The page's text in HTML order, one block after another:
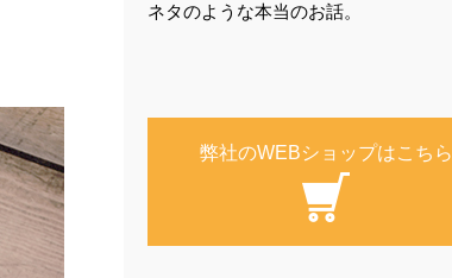
ネタのような本当のお話。
弊社のWEBショップはこちら